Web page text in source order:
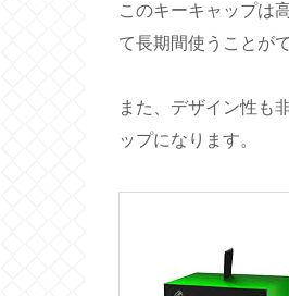
このキーキャップは
て長期間使うことが
また、デザイン性も
ップになります。